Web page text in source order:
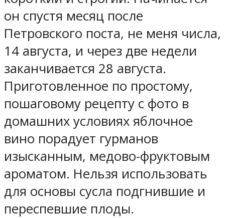
он спустя месяц после
Петровского поста, не меня числа,
14 августа, и через две недели
заканчивается 28 августа.
Приготовленное по простому,
пошаговому рецепту с фото в
домашних условиях яблочное
вино порадует гурманов
изысканным, медово-фруктовым
ароматом. Нельзя использовать
для основы сусла подгнившие и
переспевшие плоды.